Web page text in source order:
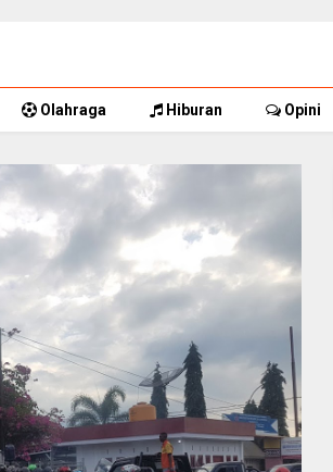
Olahraga Hiburan Opini